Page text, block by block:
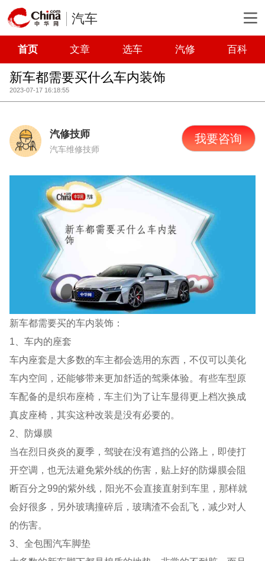
汽车
首页 文章 选车 汽修 百科
新车都需要买什么车内装饰
2023-07-17 16:18:55
汽修技师
汽车维修技师
我要咨询
新车都需要买的车内装饰：
1、车内的座套
车内座套是大多数的车主都会选用的东西，不仅可以美化
车内空间，还能够带来更加舒适的驾乘体验。有些车型原
车配备的是织布座椅，车主们为了让车显得更上档次换成
真皮座椅，其实这种改装是没有必要的。
2、防爆膜
当在烈日炎炎的夏季，驾驶在没有遮挡的公路上，即使打
开空调，也无法避免紫外线的伤害，贴上好的防爆膜会阻
断百分之99的紫外线，阳光不会直接直射到车里，那样就
会好很多，另外玻璃撞碎后，玻璃渣不会乱飞，减少对人
的伤害。
3、全包围汽车脚垫